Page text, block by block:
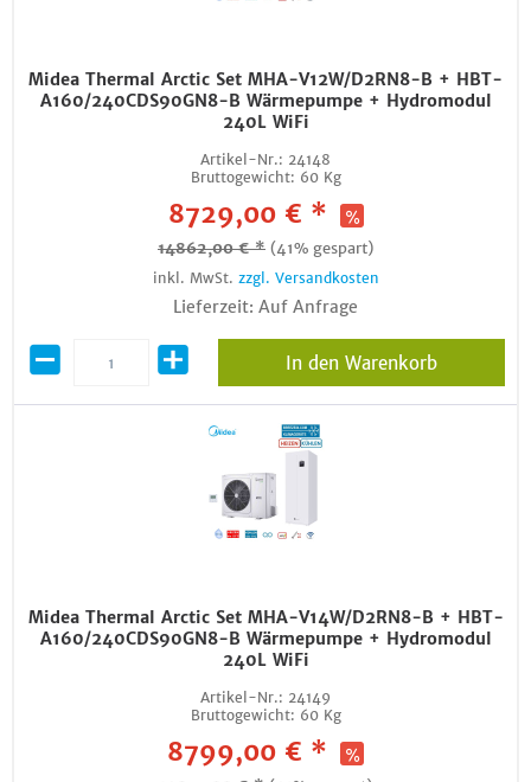
Midea Thermal Arctic Set MHA-V12W/D2RN8-B + HBT-
A160/240CDS90GN8-B Wärmepumpe + Hydromodul
240L WiFi
Artikel-Nr.: 24148
Bruttogewicht: 60 Kg
8729,00 € *
14862,00 € * (41% gespart)
inkl. MwSt. zzgl. Versandkosten
Lieferzeit: Auf Anfrage
In den Warenkorb
Midea Thermal Arctic Set MHA-V14W/D2RN8-B + HBT-
A160/240CDS90GN8-B Wärmepumpe + Hydromodul
240L WiFi
Artikel-Nr.: 24149
Bruttogewicht: 60 Kg
8799,00 € *